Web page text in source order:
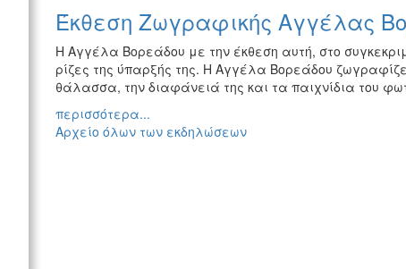
Έκθεση Ζωγραφικής Αγγέλας
Η Αγγέλα Βορεάδου με την έκθεση αυτή, στο
ρίζες της ύπαρξής της. Η Αγγέλα Βορεάδου
θάλασσα, την διαφάνειά της και τα παιχνίδια του
περισσότερα...
Αρχείο όλων των εκδηλώσεων